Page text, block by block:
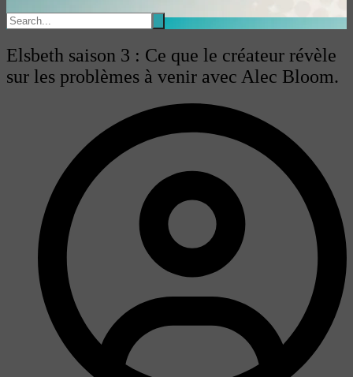
Elsbeth saison 3 : Ce que le créateur révèle
sur les problèmes à venir avec Alec Bloom.